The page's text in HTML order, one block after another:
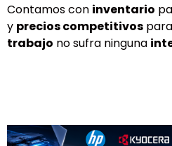
Contamos con inventario
y precios competitivos
trabajo no sufra ninguna